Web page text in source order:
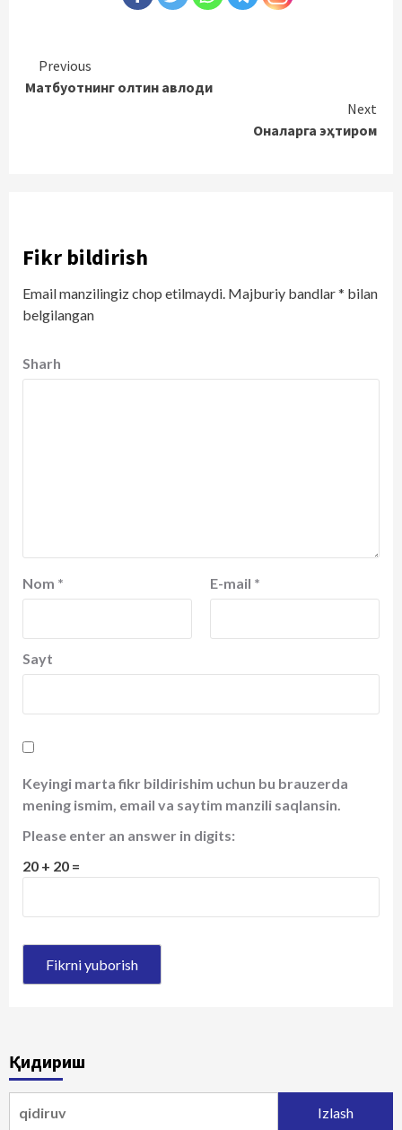
Continue
Reading
Previous
Матбуотнинг олтин авлоди
Next
Оналарга эҳтиром
Fikr bildirish
Email manzilingiz chop etilmaydi. Majburiy bandlar* bilan
belgilangan
Sharh
Nom * E-mail *
Sayt
Keyingi marta fikr bildirishim uchun bu brauzerda
mening ismim, email va saytim manzili saqlansin.
Please enter an answer in digits:
20 + 20 =
Қидириш